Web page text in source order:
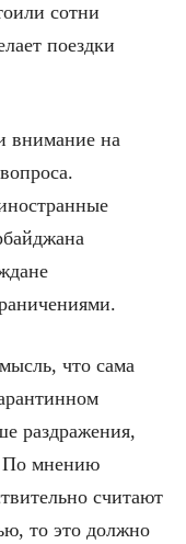
сотни
поездки
внимание на
что сама
раздражения,
По мнению
считают
то это должно